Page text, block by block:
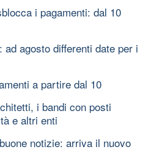
i pagamenti: dal 10
ad agosto differenti date per i
a partire dal 10
i bandi con posti
e altri enti
notizie: arriva il nuovo